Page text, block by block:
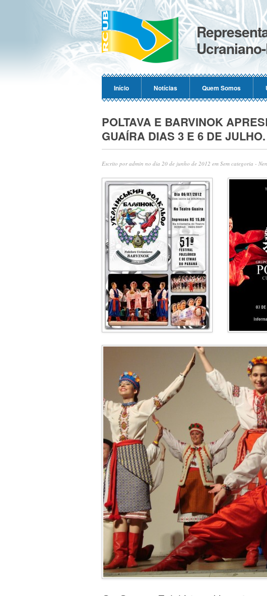
Início Notícias Quem Somos
POLTAVA E BARVINOK
GUAÍRA DIAS 3 E 6 DE JULHO.
Escrito poradmin no dia 20 de junho de 2012 em Sem categoria -